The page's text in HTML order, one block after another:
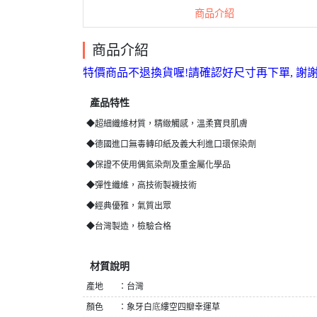
商品介紹
商品介紹
特價商品不退換貨喔!請確認好尺寸再下單, 謝謝
產品特性
◆超細纖維材質，精緻觸感，溫柔寶貝肌膚
◆德國進口無毒轉印紙及義大利進口環保染劑
◆保證不使用偶氮染劑及重金屬化學品
◆彈性纖維，高技術製襪技術
◆經典優雅，氣質出眾
◆台灣製造，檢驗合格
材質說明
產地 ：台灣
顏色 ：象牙白底縷空四瓣幸運草